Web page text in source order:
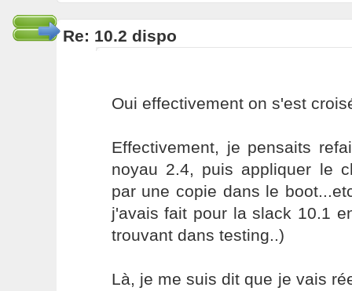
Re: 10.2 dispo
Oui effectivement on s'est
Effectivement, je pensaits
noyau 2.4, puis appliquer le
par une copie dans le
j'avais fait pour la slack 10.1
trouvant dans testing..)
Là, je me suis dit que je vais